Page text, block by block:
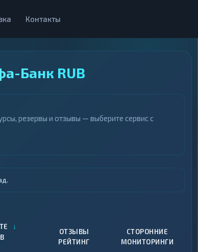
Контакты
Банк RUB
резервы и отзывы — выберите сервис с
↓
ОТЗЫВЫ
РЕЙТИНГ
СТОРОННИЕ
МОНИТОРИНГИ